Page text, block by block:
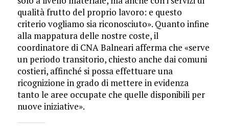
qualità frutto del proprio lavoro: e questo
criterio vogliamo sia riconosciuto». Quanto infine
alla mappatura delle nostre coste, il
coordinatore di CNA Balneari afferma che «serve
un periodo transitorio, chiesto anche dai comuni
costieri, affinché si possa effettuare una
ricognizione in grado di mettere in evidenza
tanto le aree occupate che quelle disponibili per
nuove iniziative».